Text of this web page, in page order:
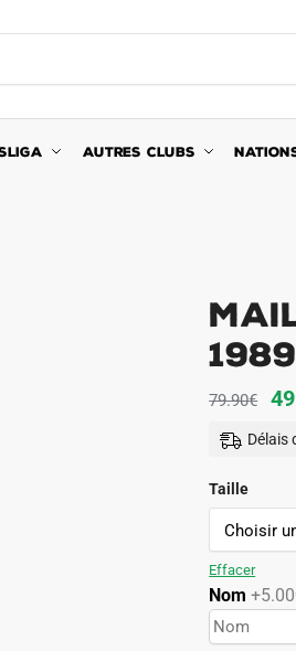
AUTRES CLUBS
79.90€
Le
Délais
Taille
Effacer
Nom